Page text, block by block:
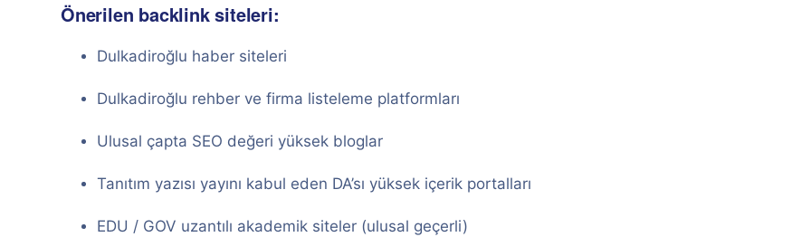
Önerilen backlink siteleri:
Dulkadiroğlu haber siteleri
Dulkadiroğlu rehber ve firma listeleme platformları
Ulusal çapta SEO değeri yüksek bloglar
Tanıtım yazısı yayını kabul eden DA’sı yüksek içerik portalları
EDU / GOV uzantılı akademik siteler (ulusal geçerli)